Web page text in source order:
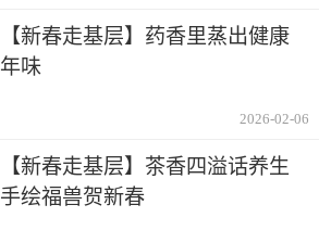
【新春走基层】药香里蒸出健康
年味
2026-02-06
【新春走基层】茶香四溢话养生
手绘福兽贺新春